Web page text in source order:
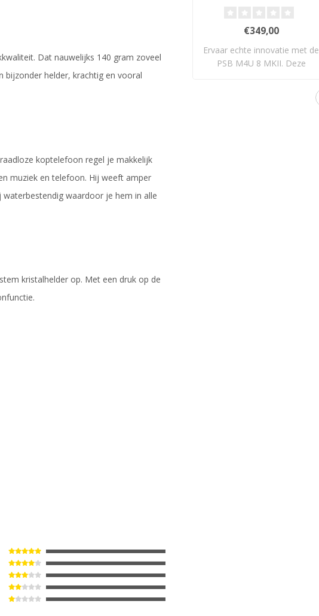
Dat nauwelijks 140 gram zoveel
bijzonder helder, krachtig en vooral
koptelefoon regel je makkelijk
muziek en telefoon. Hij weeft amper
waardoor je hem in alle
kristalhelder op. Met een druk op de
€349,00
Ervaar echte innovatie met de
PSB M4U 8 MKII. Deze